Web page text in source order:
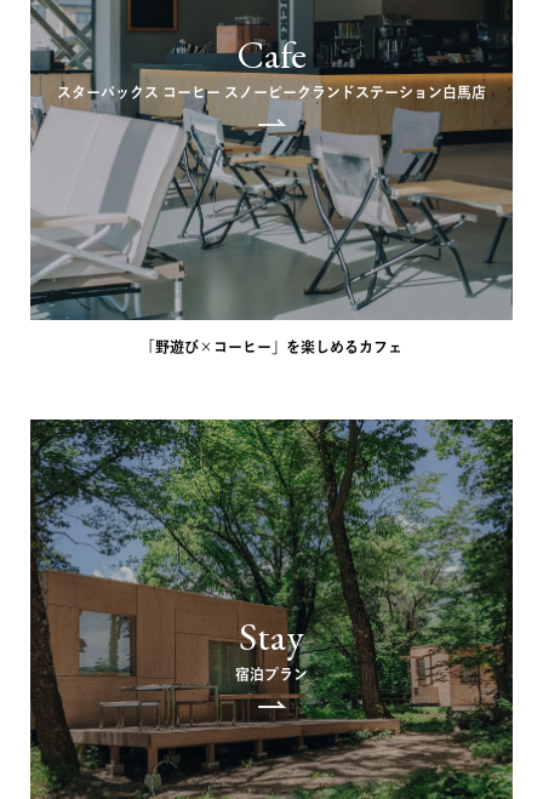
Cafe
スターバックス コーヒー スノーピークランドステーション白馬店
「野遊び×コーヒー」を楽しめるカフェ
Stay
宿泊プラン